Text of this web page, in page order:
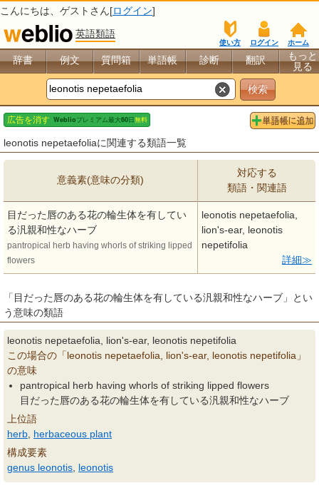
こんにちは、 ゲスト さん[ログイン]
英語類語
ホーム
ログイン
使い方
辞書 例文 質問箱 単語帳 診断 翻訳
もっと
見る
leonotis nepetaefoliaに関連する類語一覧
意義素(意味の分類)
対応する
類語・関連語
目だった唇のある花の輪生体を有してい
る汎親和性なハーブ
pantropical herb having whorls of striking lipped
flowers
leonotis nepetaefolia,
lion's-ear, leonotis
nepetifolia
詳細
「目だった唇のある花の輪生体を有している汎親和性なハーブ」とい
う意味の類語
leonotis nepetaefolia, lion's-ear, leonotis nepetifolia
この場合の「leonotis nepetaefolia, lion's-ear, leonotis nepetifolia」
の意味
pantropical herb having whorls of striking lipped flowers
目だった唇のある花の輪生体を有している汎親和性なハーブ
上位語
herb herbaceous plant
構成要素
genus leonotis leonotis